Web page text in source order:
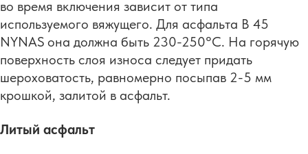
во время включения зависит от типа
используемого вяжущего. Для асфальта B 45
NYNAS она должна быть 230-250°C. На горячую
поверхность слоя износа следует придать
шероховатость, равномерно посыпав 2-5 мм
крошкой, залитой в асфальт.
Литый асфальт